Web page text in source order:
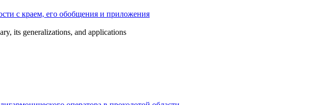
с краем, его обобщения и приложения
its generalizations, and applications